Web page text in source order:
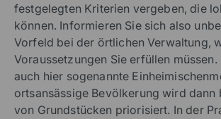
festgelegten Kriterien vergeben, die
können. Informieren Sie sich also
Vorfeld bei der örtlichen Verwaltung,
Voraussetzungen Sie erfüllen
auch hier sogenannte
ortsansässige Bevölkerung wird dann
von Grundstücken priorisiert. In der